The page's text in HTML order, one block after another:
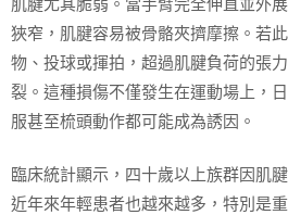
狹窄，肌腱容易被骨骼夾擠摩擦。若
物、投球或揮拍，超過肌腱負荷的張
裂。這種損傷不僅發生在運動場上，
服甚至梳頭動作都可能成為誘因。
臨床統計顯示，四十歲以上族群因肌
近年來年輕患者也越來越多，特別是